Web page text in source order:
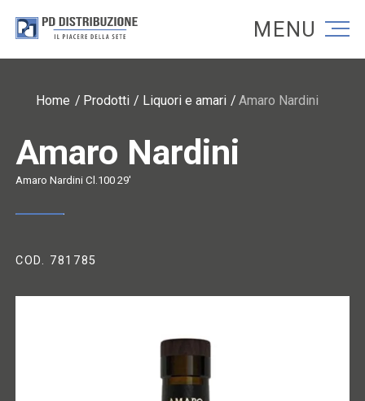
Torna alla homepage
Home Prodotti Liquori e amari Amaro Nardini
Amaro Nardini
Amaro Nardini Cl.100 29'
COD. 781785